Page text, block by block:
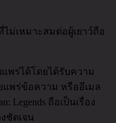
ม่เหมาะสมต่อผู้เยาว์ถือ
พร่ได้โดยได้รับความ
แพร่ข้อความ หรืออีเมล
Legends ถือเป็นเรื่อง
ชัดเจน